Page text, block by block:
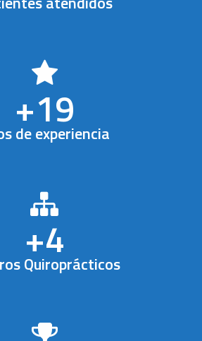
+19
de experiencia
+4
Quiroprácticos